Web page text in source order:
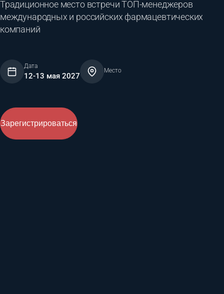
Традиционное место встречи ТОП-менеджеров
международных и российских фармацевтических
компаний
Дата
12-13 мая 2027
Место
Зарегистрироваться